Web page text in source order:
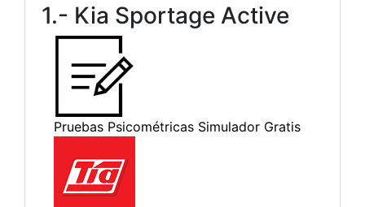
1.- Kia Sportage Active